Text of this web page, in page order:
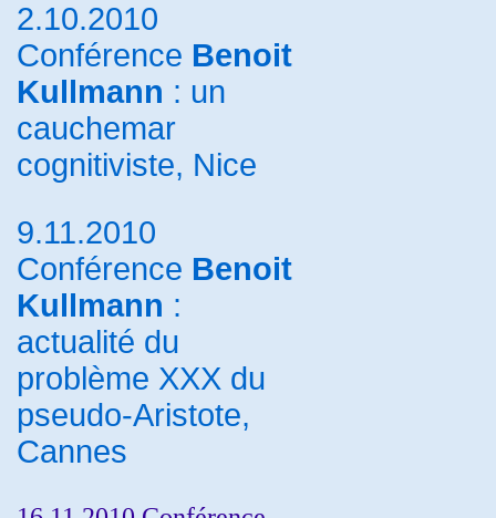
2.10.2010
Conférence Benoit
Kullmann : un
cauchemar
cognitiviste, Nice
9.11.2010
Conférence Benoit
Kullmann :
actualité du
problème XXX du
pseudo-Aristote,
Cannes